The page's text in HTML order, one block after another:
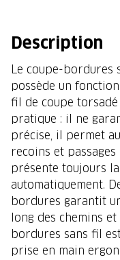
Description
Le coupe-
possède un
fil de coupe
pratique : il ne
précise, il permet
recoins et
présente toujours
automatiquement.
bordures garantit
long des chemins
bordures sans fil
prise en main